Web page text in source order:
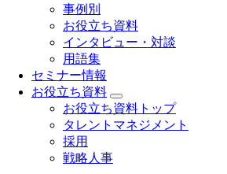
事例別
お役立ち資料
インタビュー・対談
用語集
セミナー情報
お役立ち資料
お役立ち資料トップ
タレントマネジメント
採用
戦略人事